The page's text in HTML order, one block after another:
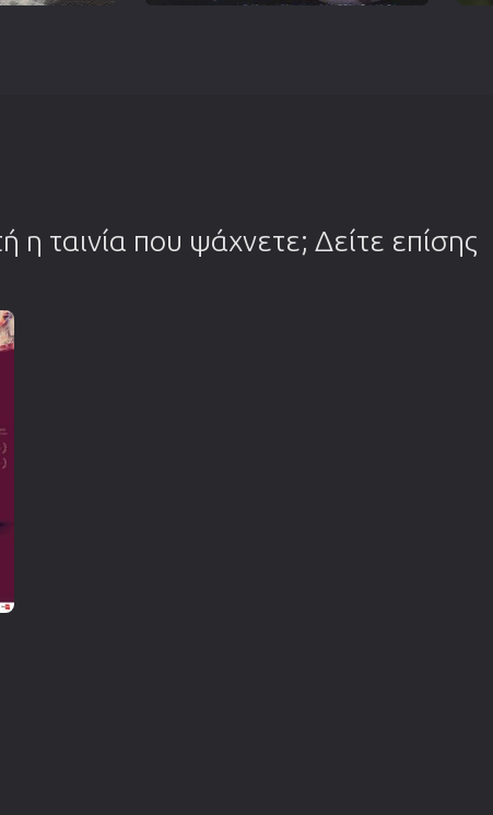
η ταινία που ψάχνετε; Δείτε επίσης